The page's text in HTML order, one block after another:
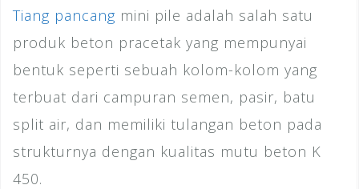
Tiang pancang mini pile adalah salah satu
produk beton pracetak yang mempunyai
bentuk seperti sebuah kolom-kolom yang
terbuat dari campuran semen, pasir, batu
split air, dan memiliki tulangan beton pada
strukturnya dengan kualitas mutu beton K
450.